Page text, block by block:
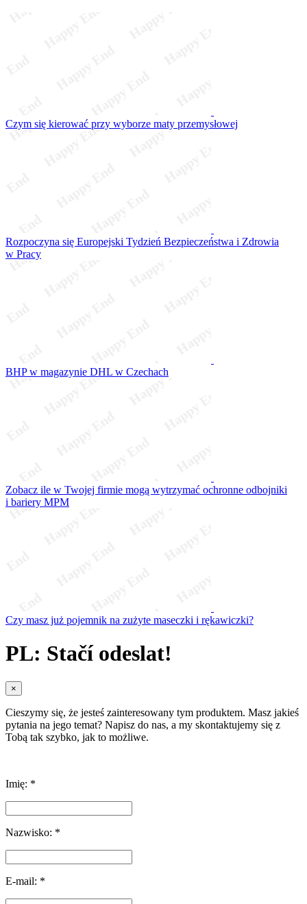
Czym się kierować przy wyborze maty przemysłowej
Rozpoczyna się Europejski Tydzień Bezpieczeństwa i Zdrowia
w Pracy
BHP w magazynie DHL w Czechach
Zobacz ile w Twojej firmie mogą wytrzymać ochronne odbojniki
i bariery MPM
Czy masz już pojemnik na zużyte maseczki i rękawiczki?
PL: Stačí odeslat!
×
Cieszymy się, że jesteś zainteresowany tym produktem. Masz jakieś
pytania na jego temat? Napisz do nas, a my skontaktujemy się z
Tobą tak szybko, jak to możliwe.
Imię: *
Nazwisko: *
E-mail: *